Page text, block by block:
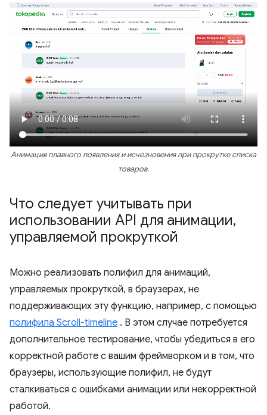
Анимация плавного появления и исчезновения при прокрутке списка
товаров.
Что следует учитывать при
использовании API для анимации,
управляемой прокруткой
Можно реализовать полифил для анимаций,
управляемых прокруткой, в браузерах, не
поддерживающих эту функцию, например, с помощью
полифила Scroll-timeline . В этом случае потребуется
дополнительное тестирование, чтобы убедиться в его
корректной работе с вашим фреймворком и в том, что
браузеры, использующие полифил, не будут
сталкиваться с ошибками анимации или некорректной
работой.